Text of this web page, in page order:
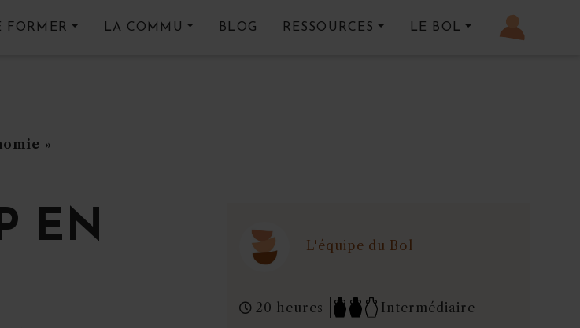
FORMER LA COMMU BLOG RESSOURCES LE BOL
»
L'équipe du Bol
20 heures Intermédiaire
EN